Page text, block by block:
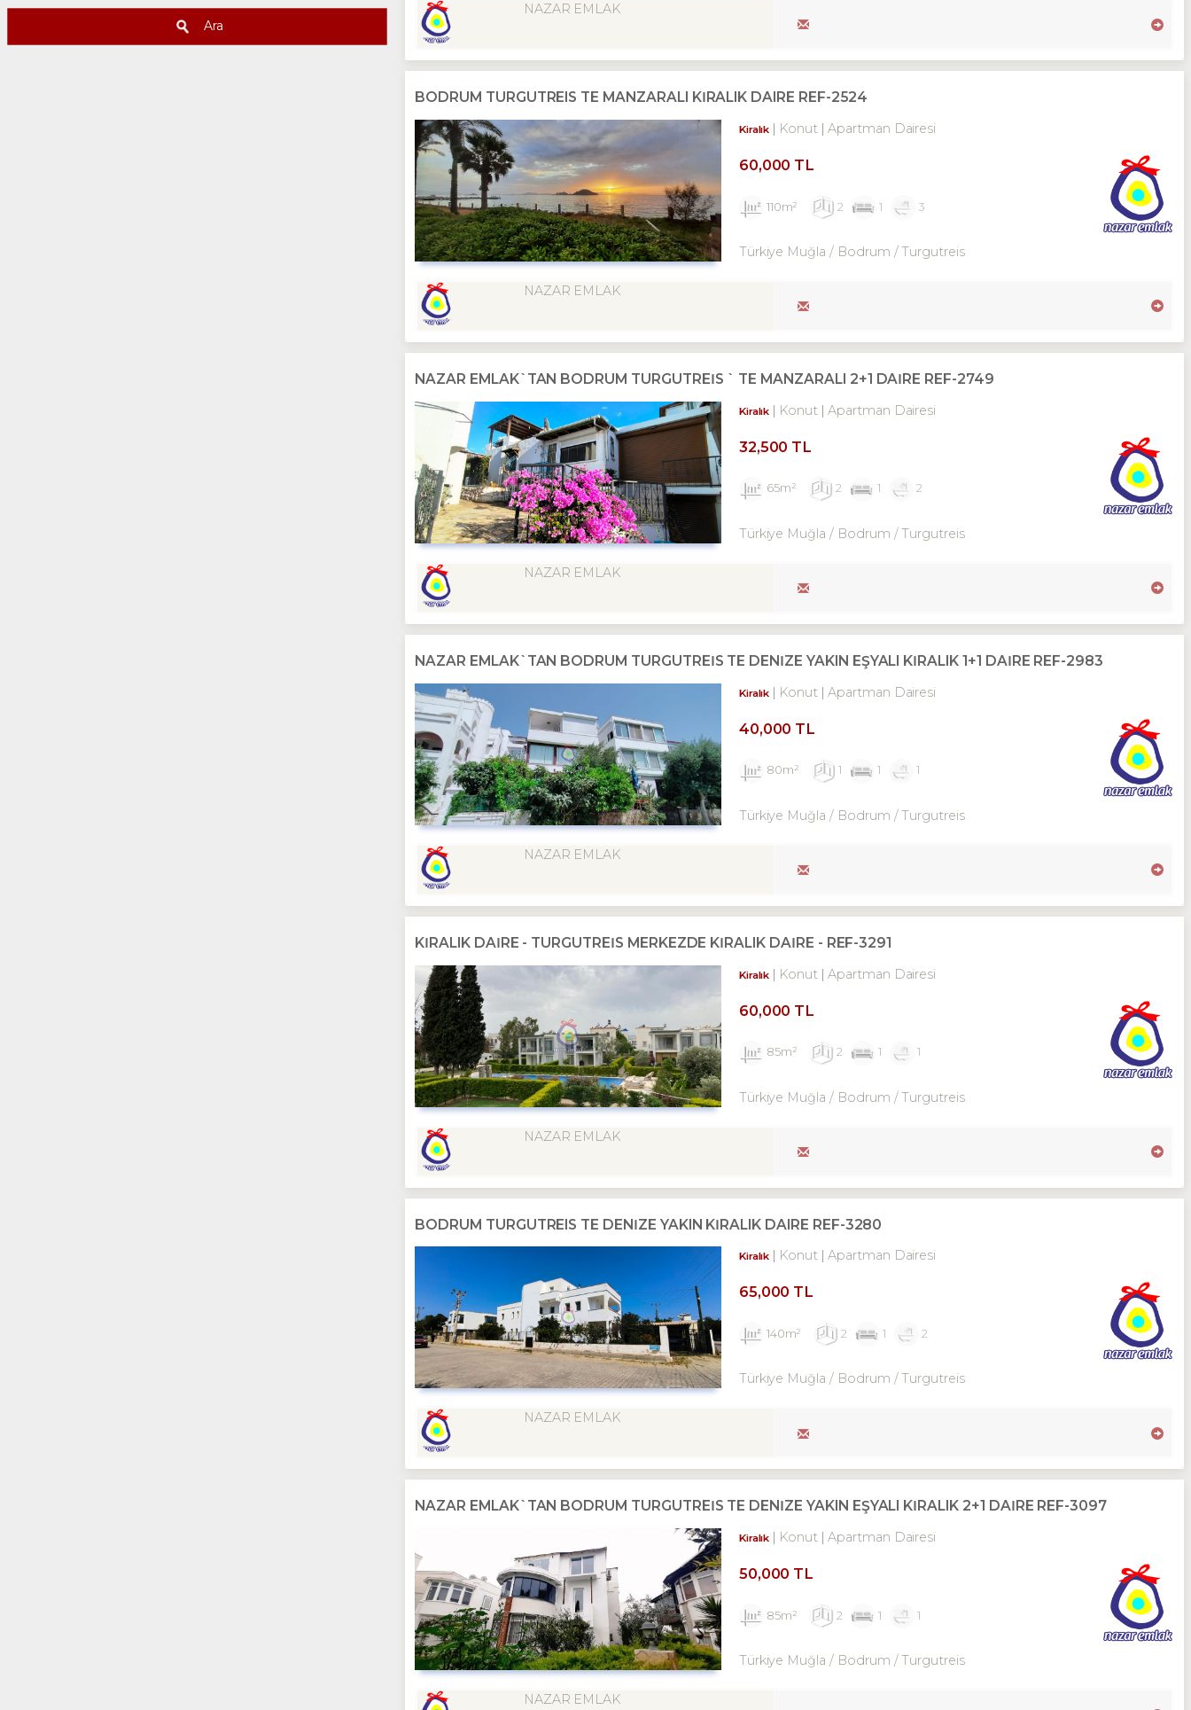
Ara
NAZAR EMLAK
BODRUM TURGUTREIS TE MANZARALI KİRALIK DAIRE REF-2524
Kiralık Konut Apartman Dairesi
60,000 TL
110m² 2 1 3
Türkiye Muğla / Bodrum / Turgutreis
NAZAR EMLAK
NAZAR EMLAK`TAN BODRUM TURGUTREİS ` TE MANZARALI 2+1 DAİRE REF-2749
Kiralık Konut Apartman Dairesi
32,500 TL
65m² 2 1 2
Türkiye Muğla / Bodrum / Turgutreis
NAZAR EMLAK
NAZAR EMLAK`TAN BODRUM TURGUTREİS TE DENİZE YAKIN EŞYALI KİRALIK 1+1 DAİRE REF-2983
Kiralık Konut Apartman Dairesi
40,000 TL
80m² 1 1 1
Türkiye Muğla / Bodrum / Turgutreis
NAZAR EMLAK
KİRALIK DAİRE - TURGUTREİS MERKEZDE KİRALIK DAİRE - REF-3291
Kiralık Konut Apartman Dairesi
60,000 TL
85m² 2 1 1
Türkiye Muğla / Bodrum / Turgutreis
NAZAR EMLAK
BODRUM TURGUTREIS TE DENİZE YAKIN KİRALIK DAIRE REF-3280
Kiralık Konut Apartman Dairesi
65,000 TL
140m² 2 1 2
Türkiye Muğla / Bodrum / Turgutreis
NAZAR EMLAK
NAZAR EMLAK`TAN BODRUM TURGUTREİS TE DENİZE YAKIN EŞYALI KİRALIK 2+1 DAİRE REF-3097
Kiralık Konut Apartman Dairesi
50,000 TL
85m² 2 1 1
Türkiye Muğla / Bodrum / Turgutreis
NAZAR EMLAK